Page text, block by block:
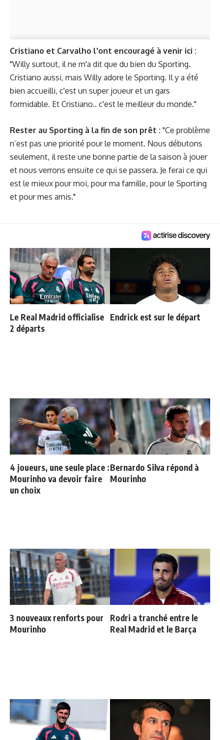
Cristiano et Carvalho l'ont encouragé à venir ici :
"Willy surtout, il ne m'a dit que du bien du Sporting.
Cristiano aussi, mais Willy adore le Sporting. Il y a été
bien accueilli, c'est un super joueur et un gars
formidable. Et Cristiano.. c'est le meilleur du monde."
Rester au Sporting à la fin de son prêt : "Ce problème
n’est pas une priorité pour le moment. Nous débutons
seulement, il reste une bonne partie de la saison à jouer
et nous verrons ensuite ce qui se passera. Je ferai ce qui
est le mieux pour moi, pour ma famille, pour le Sporting
et pour mes amis."
Le Real Madrid officialise
2 départs
Endrick est sur le départ
4 joueurs, une seule place :
Mourinho va devoir faire
un choix
Bernardo Silva répond à
Mourinho
3 nouveaux renforts pour
Mourinho
Rodri a tranché entre le
Real Madrid et le Barça